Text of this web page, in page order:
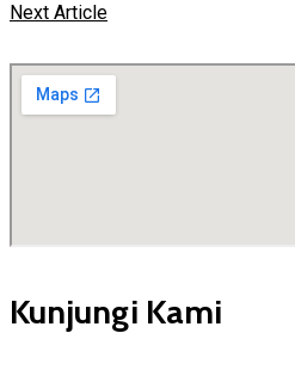
Next Article
Kunjungi Kami